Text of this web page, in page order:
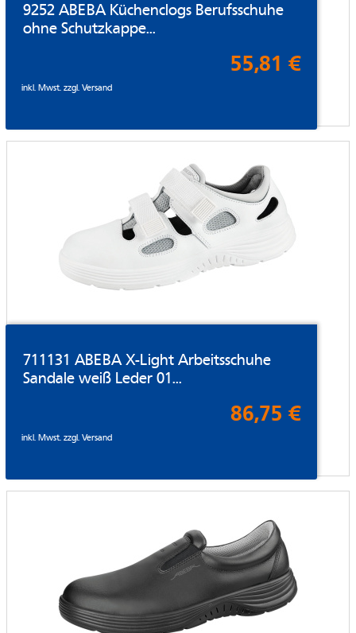
9252 ABEBA Küchenclogs Berufsschuhe
ohne Schutzkappe...
55,81 €
inkl. Mwst. zzgl.Versand
711131 ABEBA X-Light Arbeitsschuhe
Sandale weiß Leder 01...
86,75 €
inkl. Mwst. zzgl.Versand